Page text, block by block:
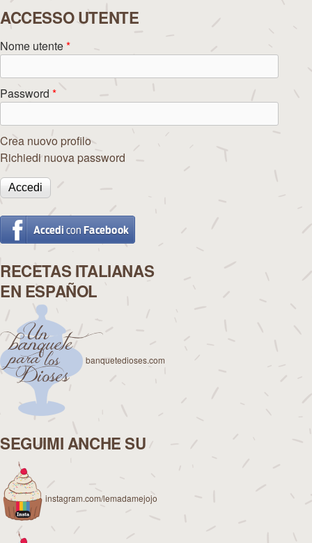
ACCESSO UTENTE
Nome utente*
Password *
Crea nuovo profilo
Richiedi nuova password
RECETAS ITALIANAS
EN ESPAÑOL
banquetedioses.com
SEGUIMI ANCHE SU
instagram.com/lemadamejojo